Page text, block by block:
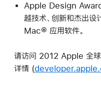
Apple Design
越技术、创新和杰出
Mac® 应用软件。
请访问 2012 Apple 全球
详情 (